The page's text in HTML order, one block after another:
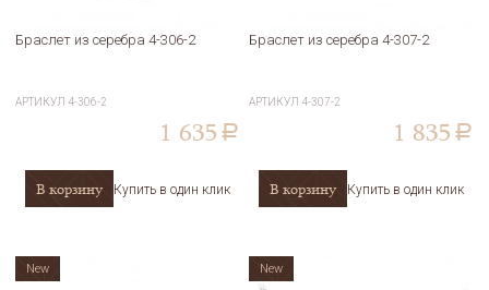
Браслет из серебра 4-306-2
АРТИКУЛ 4-306-2
1 635 a
В корзину Купить в один клик
Браслет из серебра 4-307-2
АРТИКУЛ 4-307-2
1 835 a
В корзину Купить в один клик
New New